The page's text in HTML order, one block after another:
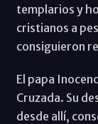
templarios y
cristianos a
consiguieron
El papa
Cruzada. Su
desde allí,